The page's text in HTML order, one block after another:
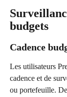
budgets
Cadence
Les utilisateurs
cadence et de
ou portefeuille.